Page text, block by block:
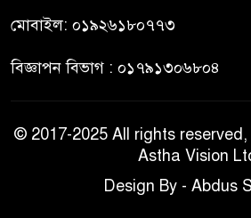
মোবাইল: ০১৯২৬১৮০৭৭৩
বিজ্ঞাপন বিভাগ : ০১৭৯১৩০৬৮০৪
© 2017-2025 All rights
Astha Vision
Design By - Abdus